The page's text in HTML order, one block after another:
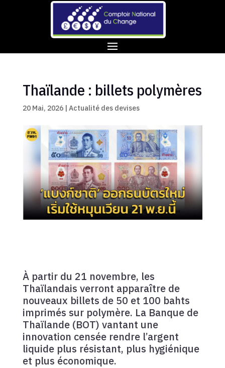
Thaïlande : billets polymères
20 Mai, 2026| Actualité des devises
À partir du 21 novembre, les
Thaïlandais verront apparaître de
nouveaux billets de 50 et 100 bahts
imprimés sur polymère. La Banque de
Thaïlande (BOT) vantant une
innovation censée rendre l’argent
liquide plus résistant, plus hygiénique
et plus économique.